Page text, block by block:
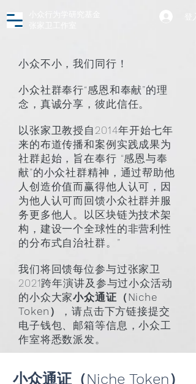
小众不小，我们同行！
小众社群奉行“感恩和奉献”的理
念，真诚分享，彼此信任。
以张家卫教授自2014年开始七年
来的布道传播和案例实践成果为
社群起始，旨在奉行 “感恩与奉
献”的小众社群精神，通过帮助他
人创造价值而赢得他人认可，因
为他人认可而回馈小众社群并服
务更多他人。以区块链为技术架
构，建设一个全球性的非营利性
的分布式自治社群。”
我们将回馈每位参与过张家卫
2021跨年演讲及参与过小众活动
的小众大家小众通证（Niche
Token）
，请点击下方链接提交
电子钱包、邮箱等信息，小众工
作室将悉数派发。
小众通证（Niche Token）